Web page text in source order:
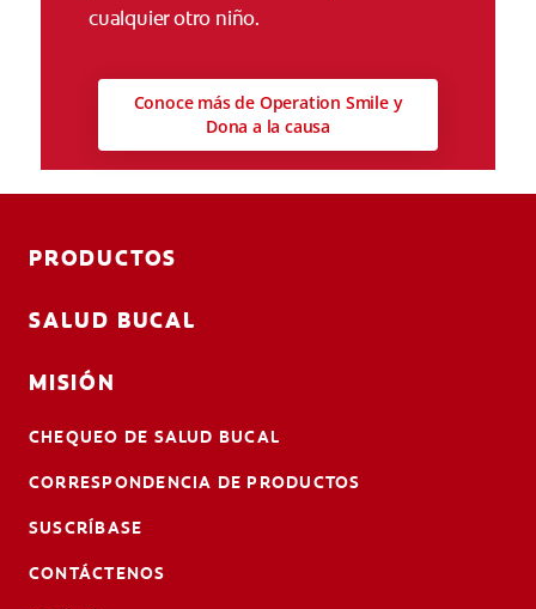
cualquier otro niño.
Conoce más de Operation Smile y
Dona a la causa
PRODUCTOS
SALUD BUCAL
MISIÓN
CHEQUEO DE SALUD BUCAL
CORRESPONDENCIA DE PRODUCTOS
SUSCRÍBASE
CONTÁCTENOS